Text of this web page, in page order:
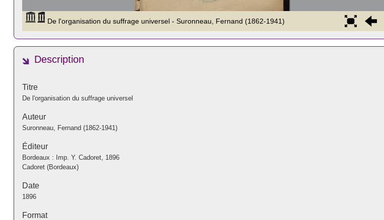
Description
Titre
De l'organisation du suffrage universel
Auteur
Suronneau, Fernand (1862-1941)
Éditeur
Bordeaux : Imp. Y. Cadoret, 1896
Cadoret (Bordeaux)
Date
1896
Format